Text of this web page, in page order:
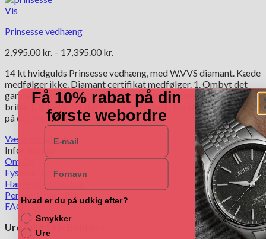
Vis
Prinsesse vedhæng
2,995.00 kr. – 17,395.00 kr.
til
17,395.00 kr.
14 kt hvidgulds Prinsesse vedhæng, med W.VVS diamant. Kæde
medfølger ikke. Diamant certifikat medfølger. 1. Ombyt det
gamle smykke inden for 2 år. 2. Få et helt nyt med større
brillant. 3. Betal forskellen fra den pris du betalte og til prisen
på det nye smykke
Vælg muligheder
Dette
vare
har
flere
varianter.
Mulighederne
vælges
Information
Om Os
Fysiske Butikker
Handelsbetingelser
Persondatapolitik
FAQ
Ure Guld Sølv Butikker
Få 10% rabat på din
første webordre
E-mail
Navn
Hvad er du på udkig efter?
Smykker
Ure